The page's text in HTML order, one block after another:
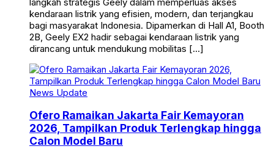
kendaraan listrik yang efisien, modern, dan terjangkau
bagi masyarakat Indonesia. Dipamerkan di Hall A1, Booth
2B, Geely EX2 hadir sebagai kendaraan listrik yang
dirancang untuk mendukung mobilitas […]
News Update
Ofero Ramaikan Jakarta Fair Kemayoran
2026, Tampilkan Produk Terlengkap hingga
Calon Model Baru